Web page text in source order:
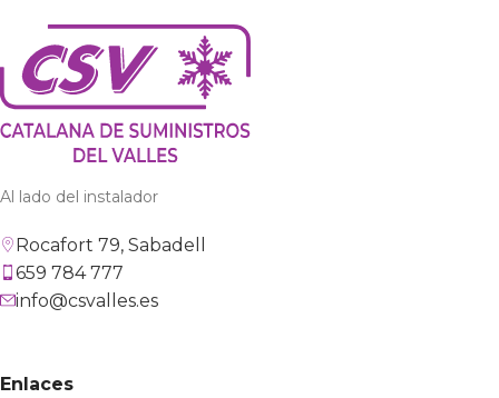
Al lado del instalador
Rocafort 79, Sabadell
659 784 777
info@csvalles.es
Enlaces